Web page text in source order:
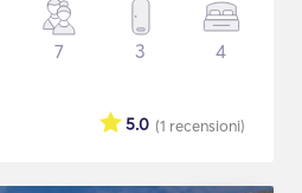
7 3 4
(1 recensioni)
5.0